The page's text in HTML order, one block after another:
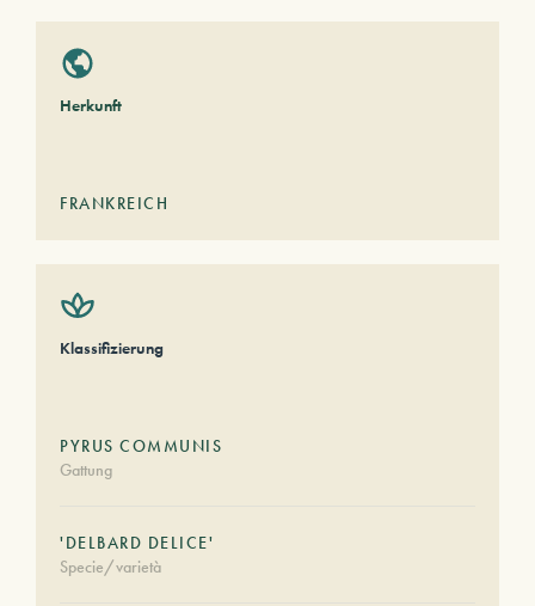
Herkunft
FRANKREICH
Klassifizierung
PYRUS COMMUNIS
Gattung
'DELBARD DELICE'
Specie/varietà